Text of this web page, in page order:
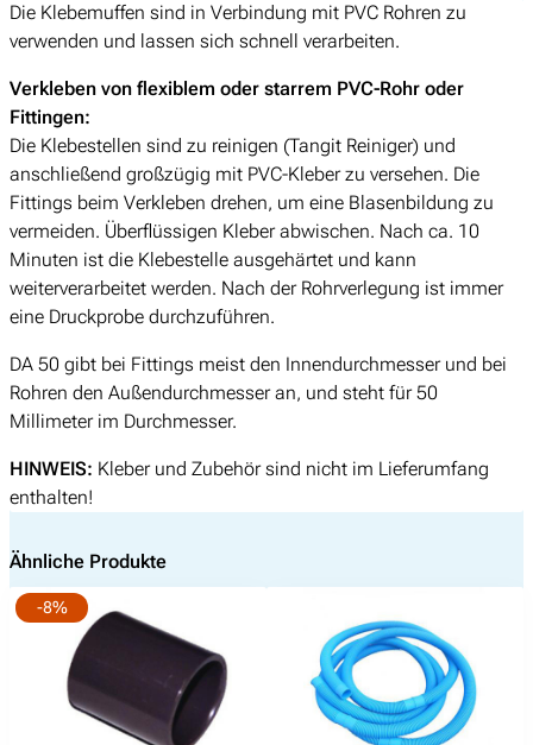
n
i
p
e
l
D
A
5
0
x
1
1
/
2
A
G
e
n
g
Die Klebemuffen sind in Verbindung mit PVC Rohren zu
verwenden und lassen sich schnell verarbeiten.
Verkleben von flexiblem oder starrem PVC-Rohr oder
Fittingen:
Die Klebestellen sind zu reinigen (Tangit Reiniger) und
anschließend großzügig mit PVC-Kleber zu versehen. Die
Fittings beim Verkleben drehen, um eine Blasenbildung zu
vermeiden. Überflüssigen Kleber abwischen. Nach ca. 10
Minuten ist die Klebestelle ausgehärtet und kann
weiterverarbeitet werden. Nach der Rohrverlegung ist immer
eine Druckprobe durchzuführen.
DA 50 gibt bei Fittings meist den Innendurchmesser und bei
Rohren den Außendurchmesser an, und steht für 50
Millimeter im Durchmesser.
HINWEIS: Kleber und Zubehör sind nicht im Lieferumfang
enthalten!
Ähnliche Produkte
-8%